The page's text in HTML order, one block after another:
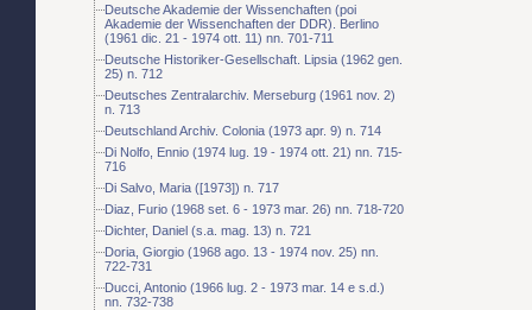
Deutsche Akademie der Wissenchaften (poi
Akademie der Wissenchaften der DDR). Berlino
(1961 dic. 21 - 1974 ott. 11) nn. 701-711
Deutsche Historiker-Gesellschaft. Lipsia (1962 gen.
25) n. 712
Deutsches Zentralarchiv. Merseburg (1961 nov. 2)
n. 713
Deutschland Archiv. Colonia (1973 apr. 9) n. 714
Di Nolfo, Ennio (1974 lug. 19 - 1974 ott. 21) nn. 715-
716
Di Salvo, Maria ([1973]) n. 717
Diaz, Furio (1968 set. 6 - 1973 mar. 26) nn. 718-720
Dichter, Daniel (s.a. mag. 13) n. 721
Doria, Giorgio (1968 ago. 13 - 1974 nov. 25) nn.
722-731
Ducci, Antonio (1966 lug. 2 - 1973 mar. 14 e s.d.)
nn. 732-738